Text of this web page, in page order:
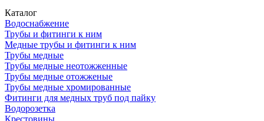
Каталог
Водоснабжение
Трубы и фитинги к ним
Медные трубы и фитинги к ним
Трубы медные
Трубы медные неотожженные
Трубы медные отожженые
Трубы медные хромированные
Фитинги для медных труб под пайку
Водорозетка
Крестовины